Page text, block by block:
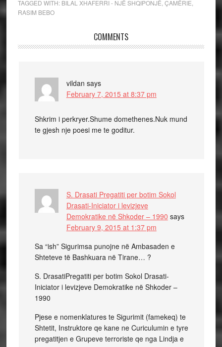
TAGGED WITH: BILAL XHAFERRI - NJË SHQIPONJË ÇAMËRIE
RASIM BEBO
COMMENTS
vildan says
February 7, 2015 at 8:37 pm
Shkrim i perkryer.Shume domethenes.Nuk mund
te gjesh nje poesi me te goditur.
S. Drasati Pregatiti per botim Sokol
Drasati-Iniciator i levizjeve
Demokratike në Shkoder – 1990 says
February 9, 2015 at 1:37 pm
Sa “ish” Sigurimsa punojne në Ambasaden e
Shteteve të Bashkuara në Tirane… ?
S. DrasatiPregatiti per botim Sokol Drasati-
Iniciator i levizjeve Demokratike në Shkoder –
1990
Pjese e nomenklatures te Sigurimit (famekeq) te
Shtetit, Instruktore qe kane ne Curiculumin e tyre
pregatitjen e Grupeve terroriste qe nga Lindja e